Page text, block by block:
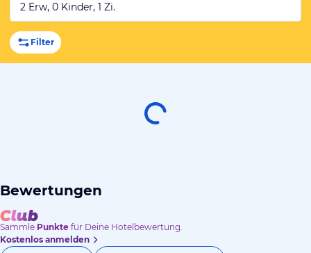
2 Erw, 0 Kinder, 1 Zi.
Filter
Bewertungen
Sammle Punkte für Deine Hotelbewertung.
Kostenlos anmelden